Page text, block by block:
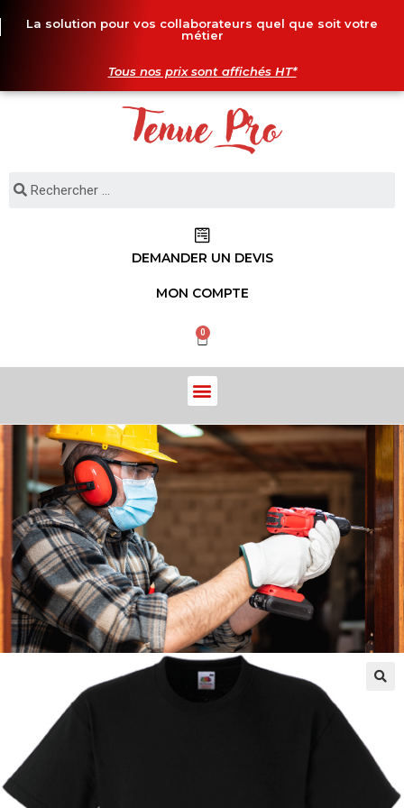
La solution pour vos collaborateurs quel que soit votre
métier
Tous nos prix sont affichés HT*
DEMANDER UN DEVIS
MON COMPTE
0